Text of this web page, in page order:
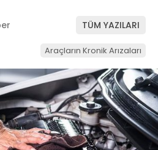
TÜM YAZILARI
Araçların Kronik Arızaları